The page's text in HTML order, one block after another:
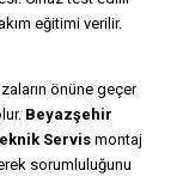
eğitimi verilir.
önüne geçer
Beyazşehir
Servismontaj
sorumluluğunu